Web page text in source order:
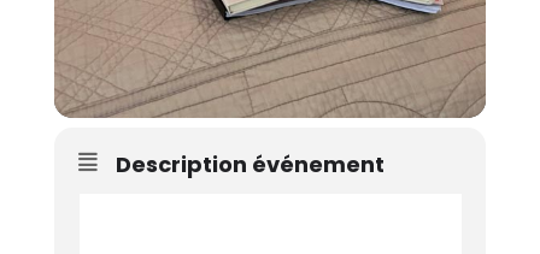
Description événement